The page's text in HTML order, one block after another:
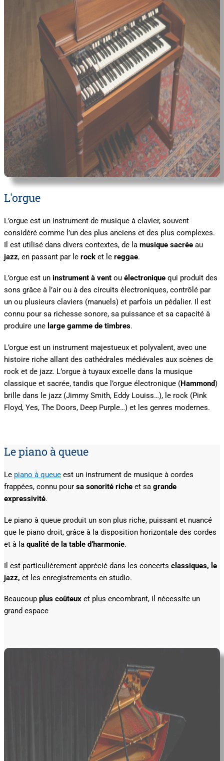
L'orgue
L’orgue est un instrument de musique à clavier, souvent
considéré comme l’un des plus anciens et des plus complexes.
Il est utilisé dans divers contextes, de la musique sacrée au
jazz, en passant par le rock et le reggae.
L’orgue est un instrument à vent ou électronique qui produit des
sons grâce à l’air ou à des circuits électroniques, contrôlé par
un ou plusieurs claviers (manuels) et parfois un pédalier. Il est
connu pour sa richesse sonore, sa puissance et sa capacité à
produire une large gamme de timbres.
L’orgue est un instrument majestueux et polyvalent, avec une
histoire riche allant des cathédrales médiévales aux scènes de
rock et de jazz. L’orgue à tuyaux excelle dans la musique
classique et sacrée, tandis que l’orgue électronique (Hammond)
brille dans le jazz (Jimmy Smith, Eddy Louiss…), le rock (Pink
Floyd, Yes, The Doors, Deep Purple…) et les genres modernes.
Le piano à queue
Le piano à queue est un instrument de musique à cordes
frappées, connu pour sa sonorité riche et sa grande
expressivité.
Le piano à queue produit un son plus riche, puissant et nuancé
que le piano droit, grâce à la disposition horizontale des cordes
et à la qualité de la table d’harmonie.
Il est particulièrement apprécié dans les concerts classiques, le
jazz, et les enregistrements en studio.
Beaucoup plus coûteux et plus encombrant, il nécessite un
grand espace